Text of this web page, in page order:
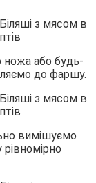
ножа або будь-
до фаршу.
вимішуємо